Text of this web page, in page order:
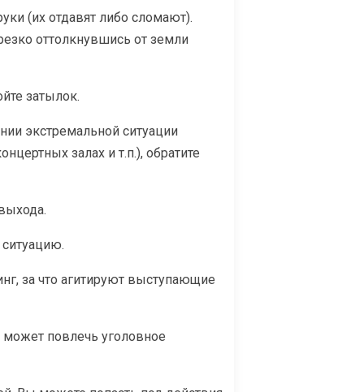
(их отдавят либо сломают).
оттолкнувшись от земли
затылок.
экстремальной ситуации
залах и т.п.), обратите
за что агитируют выступающие
может повлечь уголовное